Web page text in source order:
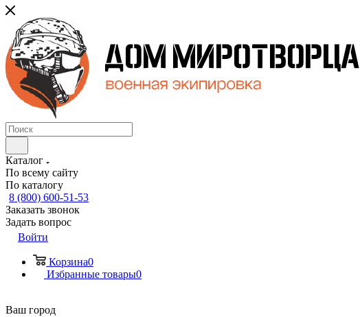
Каталог
По всему сайту
По каталогу
8 (800) 600-51-53
Заказать звонок
Задать вопрос
Войти
Корзина0
Избранные товары0
Ваш город